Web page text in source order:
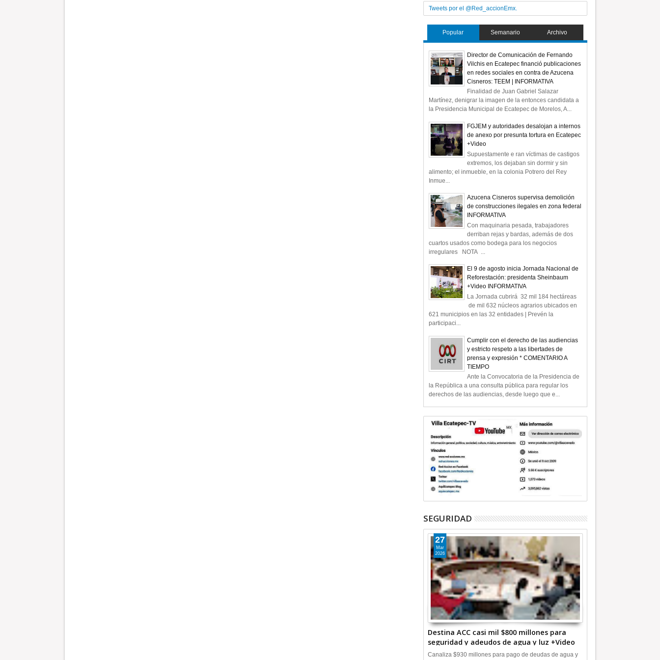
Tweets por el @Red_accionEmx.
Popular Semanario Archivo
Director de Comunicación de Fernando
Vilchis en Ecatepec financió publicaciones
en redes sociales en contra de Azucena
Cisneros: TEEM | INFORMATIVA
Finalidad de Juan Gabriel Salazar
Martínez, denigrar la imagen de la entonces candidata a
la Presidencia Municipal de Ecatepec de Morelos, A...
FGJEM y autoridades desalojan a internos
de anexo por presunta tortura en Ecatepec
+Video
Supuestamente e ran víctimas de castigos
extremos, los dejaban sin dormir y sin
alimento; el inmueble, en la colonia Potrero del Rey
Inmue...
Azucena Cisneros supervisa demolición
de construcciones ilegales en zona federal
INFORMATIVA
Con maquinaria pesada, trabajadores
derriban rejas y bardas, además de dos
cuartos usados como bodega para los negocios
irregulares NOTA ...
El 9 de agosto inicia Jornada Nacional de
Reforestación: presidenta Sheinbaum
+Video INFORMATIVA
La Jornada cubrirá 32 mil 184 hectáreas
de mil 632 núcleos agrarios ubicados en
621 municipios en las 32 entidades | Prevén la
participaci...
Cumplir con el derecho de las audiencias
y estricto respeto a las libertades de
prensa y expresión * COMENTARIO A
TIEMPO
Ante la Convocatoria de la Presidencia de
la República a una consulta pública para regular los
derechos de las audiencias, desde luego que e...
SEGURIDAD
Destina ACC casi mil $800 millones para
seguridad y adeudos de agua y luz +Video
27
Mar
2026
Canaliza $930 millones para pago de deudas de agua y